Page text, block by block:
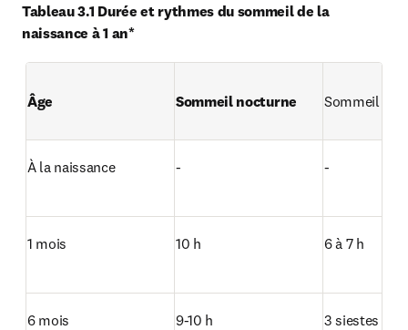
Tableau 3.1 Durée et rythmes du sommeil de la
naissance à 1 an*
Âge Sommeil nocturne Sommeil
À la naissance - -
1 mois 10 h 6 à 7 h
6 mois 9-10 h 3 siestes de